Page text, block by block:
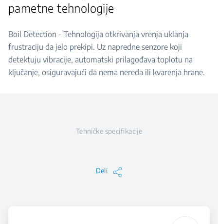
pametne tehnologije
Boil Detection - Tehnologija otkrivanja vrenja uklanja
frustraciju da jelo prekipi. Uz napredne senzore koji
detektuju vibracije, automatski prilagođava toplotu na
ključanje, osiguravajući da nema nereda ili kvarenja hrane.
Tehničke specifikacije
Deli